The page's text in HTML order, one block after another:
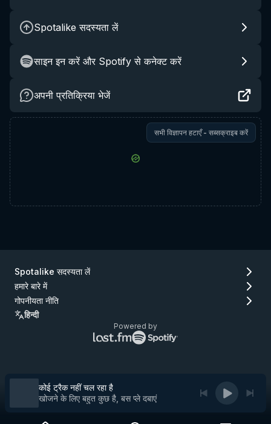
Spotalike सदस्यता लें
साइन इन करें और Spotify से कनेक्ट करें
अपनी प्रतिक्रिया भेजें
सभी विज्ञापन हटाएँ - सब्सक्राइब करें
Spotalike सदस्यता लें
हमारे बारे में
गोपनीयता नीति
हिन्दी
Powered by
Lastfm
लोगो
कोई ट्रैक नहीं चल रहा है
खोजने के लिए बहुत कुछ है, बस प्ले दबाएं